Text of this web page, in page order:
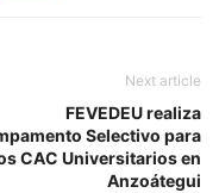
Next article
FEVEDEU realiza
Selectivo para
CAC Universitarios en
Anzoátegui